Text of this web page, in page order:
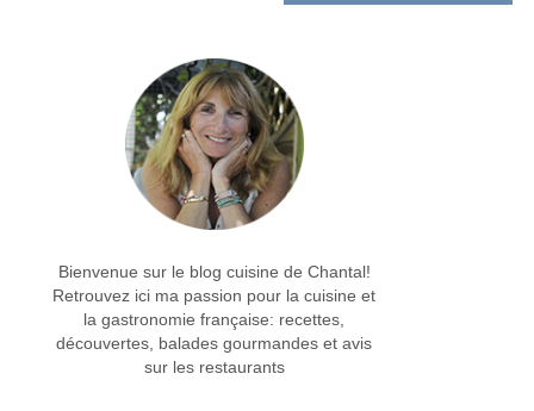
Bienvenue sur le blog cuisine de Chantal!
Retrouvez ici ma passion pour la cuisine et
la gastronomie française: recettes,
découvertes, balades gourmandes et avis
sur les restaurants